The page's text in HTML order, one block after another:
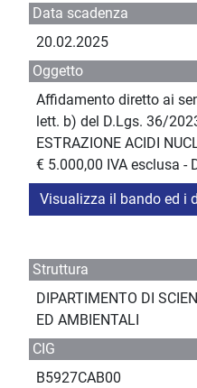
Data scadenza
20.02.2025
Oggetto
Affidamento diretto ai
lett. b) del D.Lgs. 36/
ESTRAZIONE ACIDI
€ 5.000,00 IVA esclusa -
Visualizza il bando ed i
Struttura
DIPARTIMENTO DI
ED AMBIENTALI
CIG
B5927CAB00